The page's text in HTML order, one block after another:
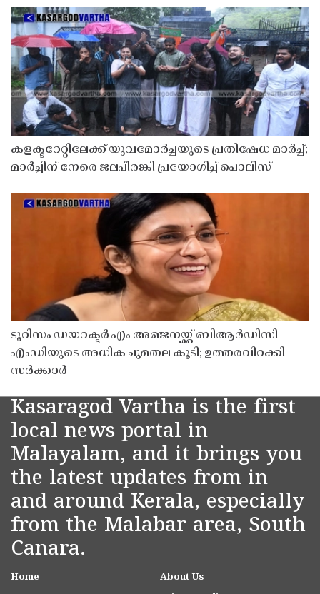
കളക്ടറേറ്റിലേക്ക് യുവമോർച്ചയുടെ പ്രതിഷേധ മാർച്ച്;
മാർച്ചിന് നേരെ ജലപീരങ്കി പ്രയോഗിച്ച് പൊലീസ്
ടൂറിസം ഡയറക്ടർ എം അഞ്ജനയ്ക്ക് ബിആർഡിസി
എംഡിയുടെ അധിക ചുമതല കൂടി; ഉത്തരവിറക്കി
സർക്കാർ
Kasaragod Vartha is the first
local news portal in
Malayalam, and it brings you
the latest updates from in
and around Kerala, especially
from the Malabar area, South
Canara.
Home
About Us